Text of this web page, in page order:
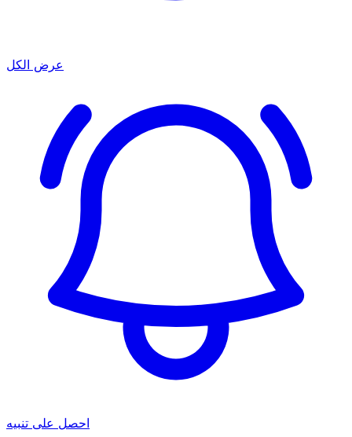
عرض الكل
احصل على تنبيه